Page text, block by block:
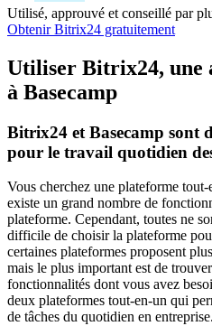
Utilisé, approuvé et conseillé par
Obtenir Bitrix24 gratuitement
Utiliser Bitrix24, une
à Basecamp
Bitrix24 et Basecamp sont
pour le travail quotidien
Vous cherchez une plateforme
existe un grand nombre de
plateforme. Cependant, toutes ne
difficile de choisir la plateforme
certaines plateformes proposent
mais le plus important est de
fonctionnalités dont vous avez
deux plateformes tout-en-un qui
de tâches du quotidien en entreprise.